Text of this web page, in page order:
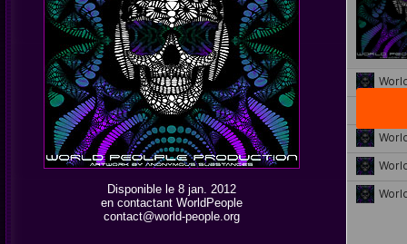
Disponible le 8 jan. 2012
en contactant WorldPeople
contact@world-people.org